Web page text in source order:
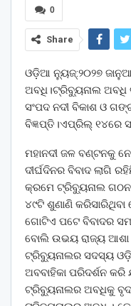
0
Share
ଓଡ଼ିଆ ନ୍ୟୁଜ୍:୨୦୨୭
ଅବଧି।ଟ୍ରିବ୍ୟୁନାଲ ଅବଧି
ସଂପଦ ନଦୀ ବିକାଶ ଓ
ବିଜ୍ଞପ୍ତି।ଏପ୍ରିଲ୍‌ ୧୪ରେ
ମହାନଦୀ ଜଳ ବଣ୍ଟନକୁ
ଦୀର୍ଘଦିନର ବିବାଦ ଲାଗି
କ୍ରମେ ଟ୍ରିବ୍ୟୁନାଲ ଗଠନ
୪୯ଟି ଶୁଣାଣି କରିସାରିଥିବା
ଗୋଟିଏ ପଟେ ବିବାଦର
ବୋଲି ଉଭୟ ରାଜ୍ୟ
ଟ୍ରିବ୍ୟୁନାଲର ସଦସ୍ୟ
ଅବବାହିକା ପରିଦର୍ଶନ
ଟ୍ରିବ୍ୟୁନାଲର ଅବଧିକୁ